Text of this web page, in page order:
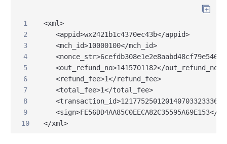
1
<xml>
2
<appid>wx2421b1c4370ec43b</appid>
3
<mch_id>10000100</mch_id>
4
5
<out_refund_no>1415701182</out_refund_no>
6
<refund_fee>1</refund_fee>
7
<total_fee>1</total_fee>
8
9
<sign>FE56DD4AA85C0EECA82C35595A69E153</
10
</xml>